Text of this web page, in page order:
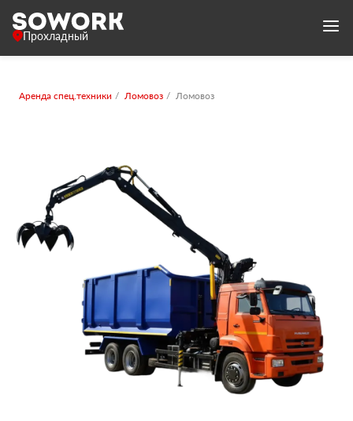
Прохладный
Аренда спец.техники Ломовоз Ломовоз